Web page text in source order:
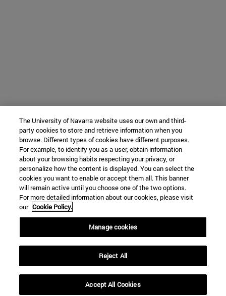
The University of Navarra website uses our own and third-
party cookies to store and retrieve information when you
browse. Different types of cookies have different purposes.
For example, to identify you as a user, obtain information
about your browsing habits respecting your privacy, or
personalize how the content is displayed. You can select the
cookies you want to enable or accept them all. This banner
will remain active until you choose one of the two options.
For more detailed information about our cookies, please visit
our Cookie Policy.
Manage cookies
Reject All
Accept All Cookies